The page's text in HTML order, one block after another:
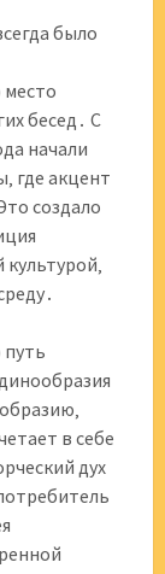
было
бесед․ С
начали
где акцент
создало
в себе
дух